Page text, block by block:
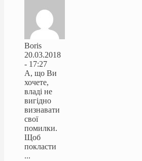
Boris
20.03.2018
- 17:27
А, що Ви
хочете,
владі не
вигідно
визнавати
свої
помилки.
Щоб
покласти
...